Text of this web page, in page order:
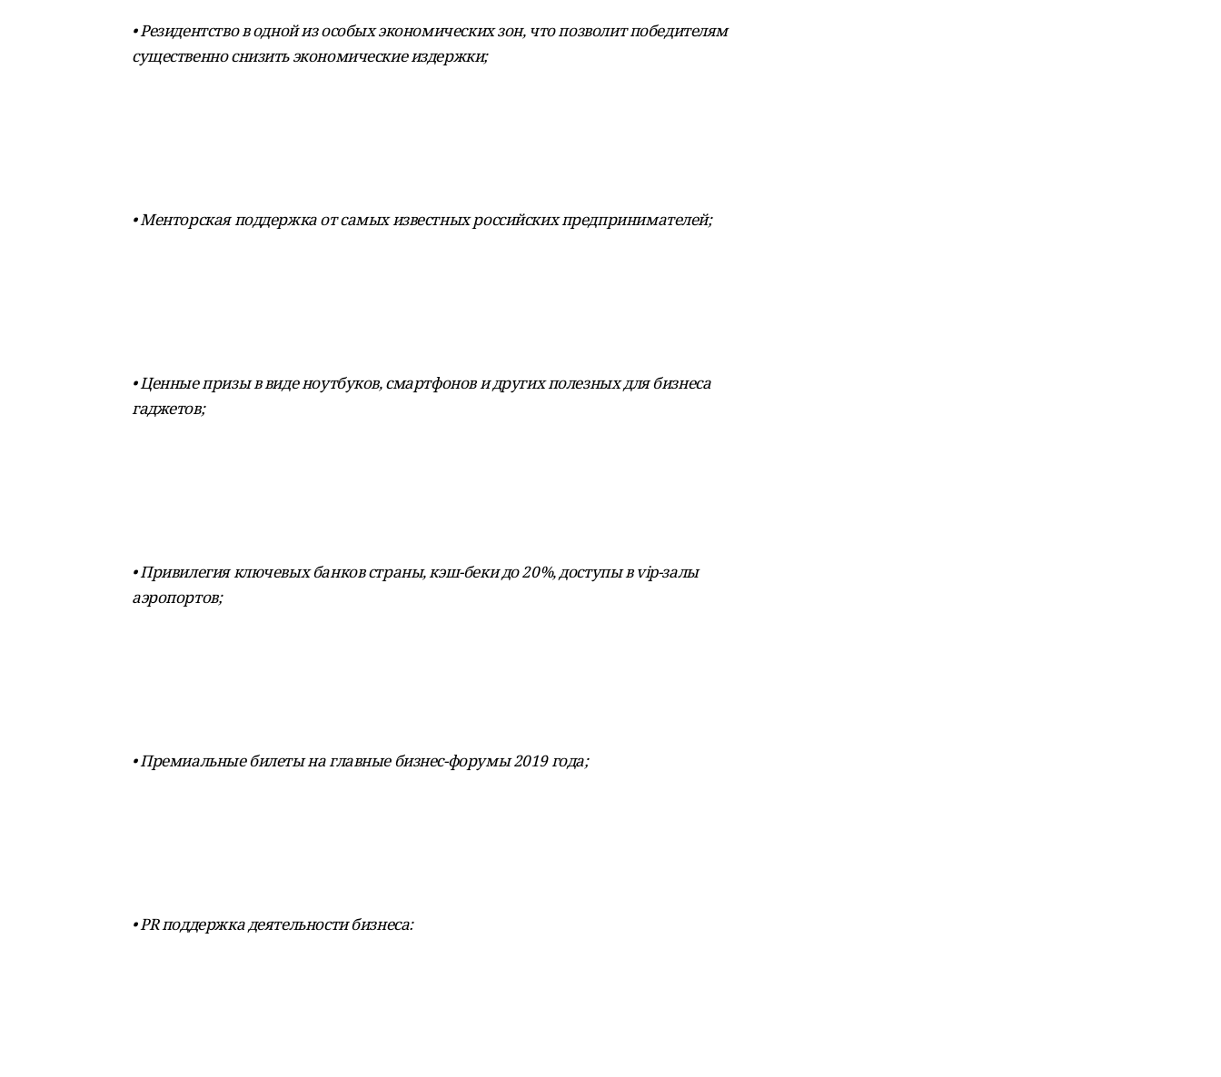
• Резидентство в одной из особых экономических зон, что позволит победителям
существенно снизить экономические издержки;
• Менторская поддержка от самых известных российских предпринимателей;
• Ценные призы в виде ноутбуков, смартфонов и других полезных для бизнеса
гаджетов;
• Привилегия ключевых банков страны, кэш-беки до 20%, доступы в vip-залы
аэропортов;
• Премиальные билеты на главные бизнес-форумы 2019 года;
• PR поддержка деятельности бизнеса: